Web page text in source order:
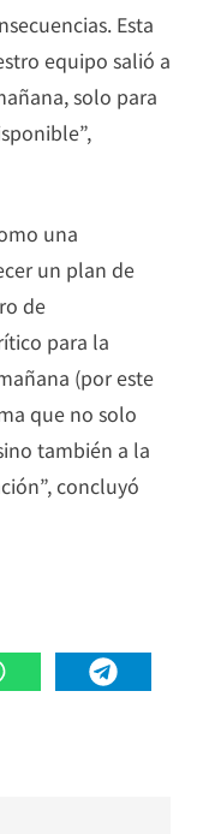
Esta
equipo salió a
solo para
una
un plan de
de
para la
(por este
que no solo
también a la
concluyó